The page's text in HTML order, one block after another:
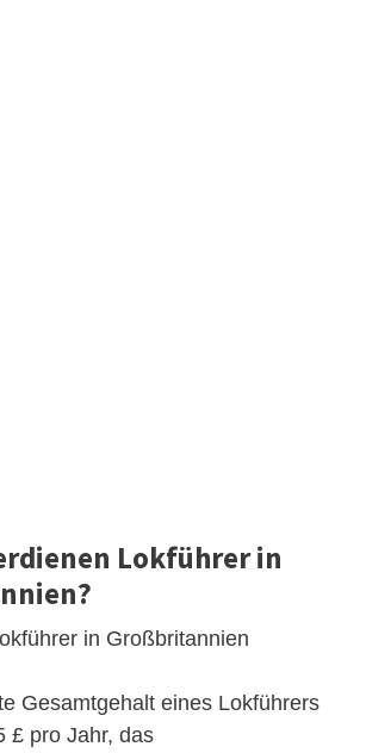
Lokführer in
in Großbritannien
Gesamtgehalt eines Lokführers
£ pro Jahr, das